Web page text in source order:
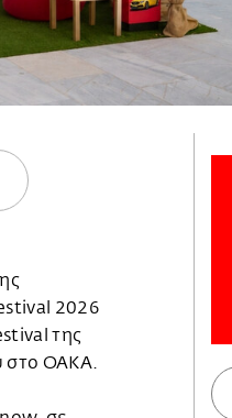
2026
της
στο ΟΑΚΑ.